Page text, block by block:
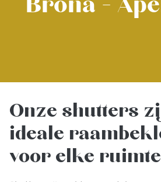
Onze shutters
ideale
voor elke ruimte